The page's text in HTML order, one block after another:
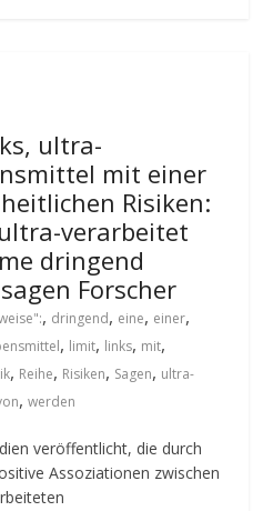
ultra-
mit einer
Risiken:
verarbeitet
dringend
Forscher
, dringend, eine, einer,
, limit, links, mit,
, Reihe, Risiken, Sagen, ultra-
,werden
veröffentlicht, die durch
Assoziationen zwischen